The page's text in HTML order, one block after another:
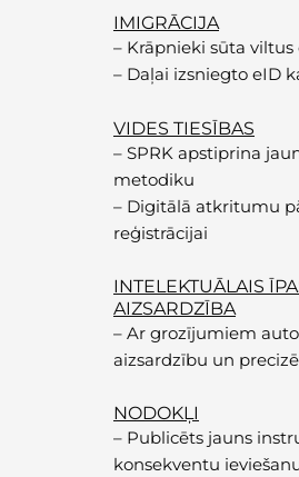
IMIGRĀCIJA
– Krāpnieki sūta
– Daļai izsniegto eID
VIDES TIESĪBAS
– SPRK apstiprina
metodiku
– Digitālā atkritumu
reģistrācijai
INTELEKTUĀLAIS
AIZSARDZĪBA
– Ar grozījumiem
aizsardzību un
NODOKĻI
– Publicēts jauns
konsekventu